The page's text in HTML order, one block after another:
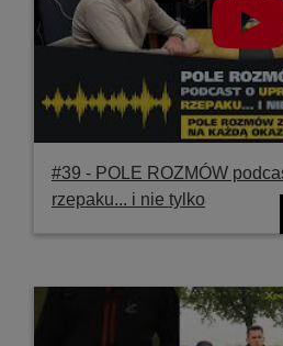
#39 ‐ POLE ROZMÓW
rzepaku... i nie tylko